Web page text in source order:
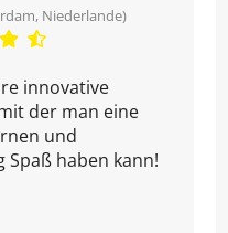
Niederlande)
innovative
der man eine
und
Spaß haben kann!